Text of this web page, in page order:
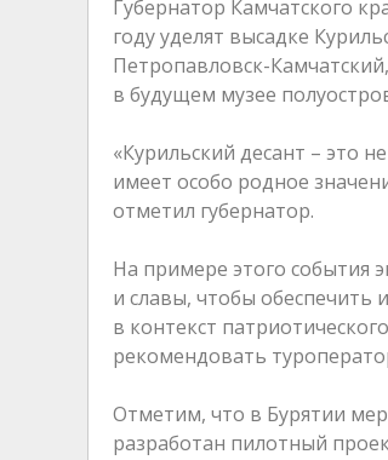
Губернатор Камчатского
году уделят высадке
Петропавловск-
в будущем музее
«Курильский десант – это
имеет особо родное
отметил губернатор.
На примере этого события
и славы, чтобы обеспечить
в контекст
рекомендовать
Отметим, что в Бурятии
разработан пилотный